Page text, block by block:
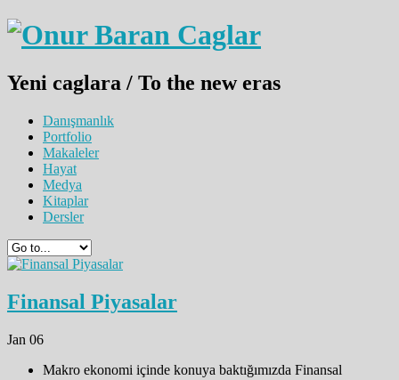
Yeni caglara / To the new eras
Danışmanlık
Portfolio
Makaleler
Hayat
Medya
Kitaplar
Dersler
Finansal Piyasalar
Jan 06
Makro ekonomi içinde konuya baktığımızda Finansal